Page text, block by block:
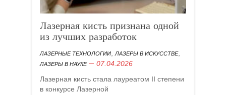
Лазерная кисть признана одной
из лучших разработок
ЛАЗЕРНЫЕ ТЕХНОЛОГИИ ЛАЗЕРЫ В ИСКУССТВЕ,
ЛАЗЕРЫ В НАУКЕ
07.04.2026
Лазерная кисть стала лауреатом II степени
в конкурсе Лазерной